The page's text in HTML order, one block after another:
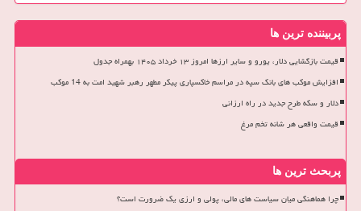
پربیننده ترین ها
قیمت بازگشایی دلار، یورو و سایر ارزها امروز ۱۳ خرداد ۱۴۰۵ بهمراه جدول
افزایش موکب های بانک سپه در مراسم خاکسپاری پیکر مطهر رهبر شهید امت به 14 موکب
دلار و سکه طرح جدید در راه ارزانی
قیمت واقعی هر شانه تخم مرغ
پربحث ترین ها
چرا هماهنگی میان سیاست های مالی، پولی و ارزی یک ضرورت است؟